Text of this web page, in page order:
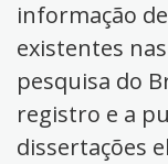
informação
existentes
pesquisa do
registro e a
dissertações